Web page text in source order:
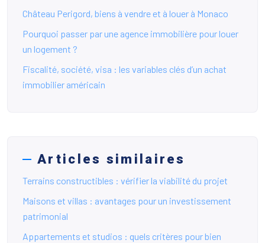
Château Perigord, biens à vendre et à louer à Monaco
Pourquoi passer par une agence immobilière pour louer
un logement ?
Fiscalité, société, visa : les variables clés d’un achat
immobilier américain
Articles similaires
Terrains constructibles : vérifier la viabilité du projet
Maisons et villas : avantages pour un investissement
patrimonial
Appartements et studios : quels critères pour bien